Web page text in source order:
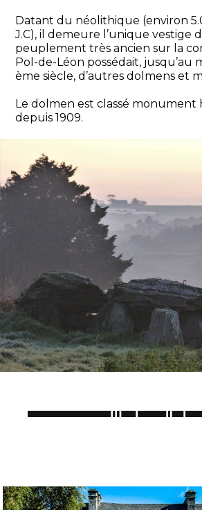
Datant du néolithique (environ
J.C), il demeure l’unique vestige
peuplement très ancien sur la
Pol-de-Léon possédait, jusqu’au
ème siècle, d’autres dolmens et
Le dolmen est classé monument
depuis 1909.